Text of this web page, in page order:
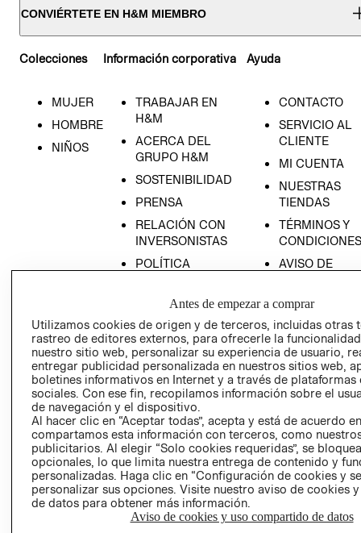
CONVIÉRTETE EN H&M MIEMBRO
Colecciones
MUJER
HOMBRE
NIÑOS
Información corporativa
TRABAJAR EN
H&M
ACERCA DEL
GRUPO H&M
SOSTENIBILIDAD
PRENSA
RELACIÓN CON
INVERSONISTAS
POLÍTICA
Ayuda
CONTACTO
SERVICIO AL
CLIENTE
MI CUENTA
NUESTRAS
TIENDAS
TÉRMINOS Y
CONDICIONES
AVISO DE
GIFT CARD
AVISO DE
COOKIES
LIBRO DE
Ecuador ($)
Antes de empezar a comprar
Utilizamos cookies de origen y de terceros, incluidas otras
rastreo de editores externos, para ofrecerle la
nuestro sitio web, personalizar su experiencia de usuario,
entregar publicidad personalizada en nuestros sitios web,
boletines informativos en Internet y a través de plataformas
sociales. Con ese fin, recopilamos información sobre el
de navegación y el dispositivo.
Al hacer clic en “Aceptar todas”, acepta y está de acuerdo
compartamos esta información con terceros, como
publicitarios. Al elegir “Solo cookies requeridas”, se
opcionales, lo que limita nuestra entrega de contenido y
personalizadas. Haga clic en “Configuración de cookies y
personalizar sus opciones. Visite nuestro aviso de cookies
de datos para obtener más información.
Aviso de cookies y uso compartido de datos